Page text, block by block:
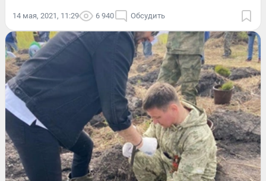
14 мая, 2021, 11:29 6 940 Обсудить